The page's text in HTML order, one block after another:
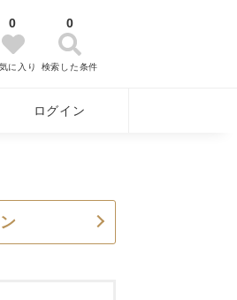
0
に入り
0
検索した条件
ログイン